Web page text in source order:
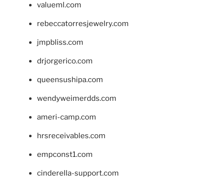
valueml.com
rebeccatorresjewelry.com
jmpbliss.com
drjorgerico.com
queensushipa.com
wendyweimerdds.com
ameri-camp.com
hrsreceivables.com
empconst1.com
cinderella-support.com